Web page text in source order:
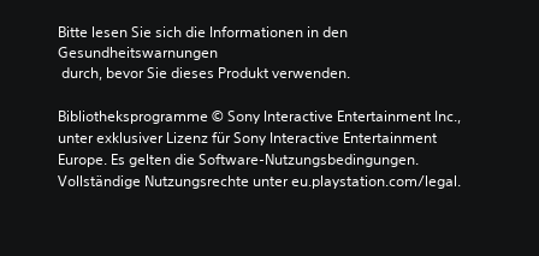
Bitte lesen Sie sich die Informationen in den
Gesundheitswarnungen
durch, bevor Sie dieses Produkt verwenden.
Bibliotheksprogramme © Sony Interactive Entertainment Inc.,
unter exklusiver Lizenz für Sony Interactive Entertainment
Europe. Es gelten die Software-Nutzungsbedingungen.
Vollständige Nutzungsrechte unter eu.playstation.com/legal.